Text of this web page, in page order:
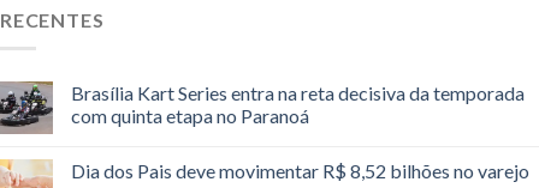
RECENTES
Brasília Kart Series entra na reta decisiva da temporada
com quinta etapa no Paranoá
Dia dos Pais deve movimentar R$ 8,52 bilhões no varejo